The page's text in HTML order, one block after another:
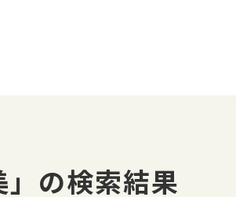
」の検索結果